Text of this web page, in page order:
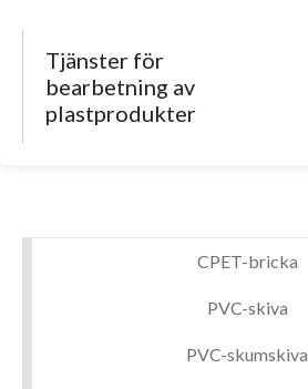
Tjänster för
bearbetning av
plastprodukter
CPET-bricka
PVC-skiva
PVC-skumskiva